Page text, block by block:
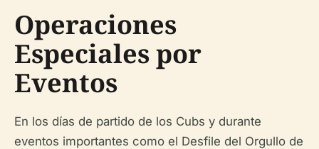
Operaciones
Especiales por
Eventos
En los días de partido de los Cubs y durante
eventos importantes como el Desfile del Orgullo de